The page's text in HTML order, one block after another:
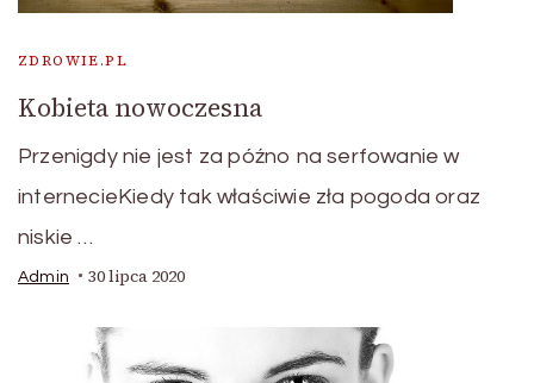
ZDROWIE.PL
Kobieta nowoczesna
Przenigdy nie jest za późno na serfowanie w
internecieKiedy tak właściwie zła pogoda oraz
niskie …
Admin 30 lipca 2020